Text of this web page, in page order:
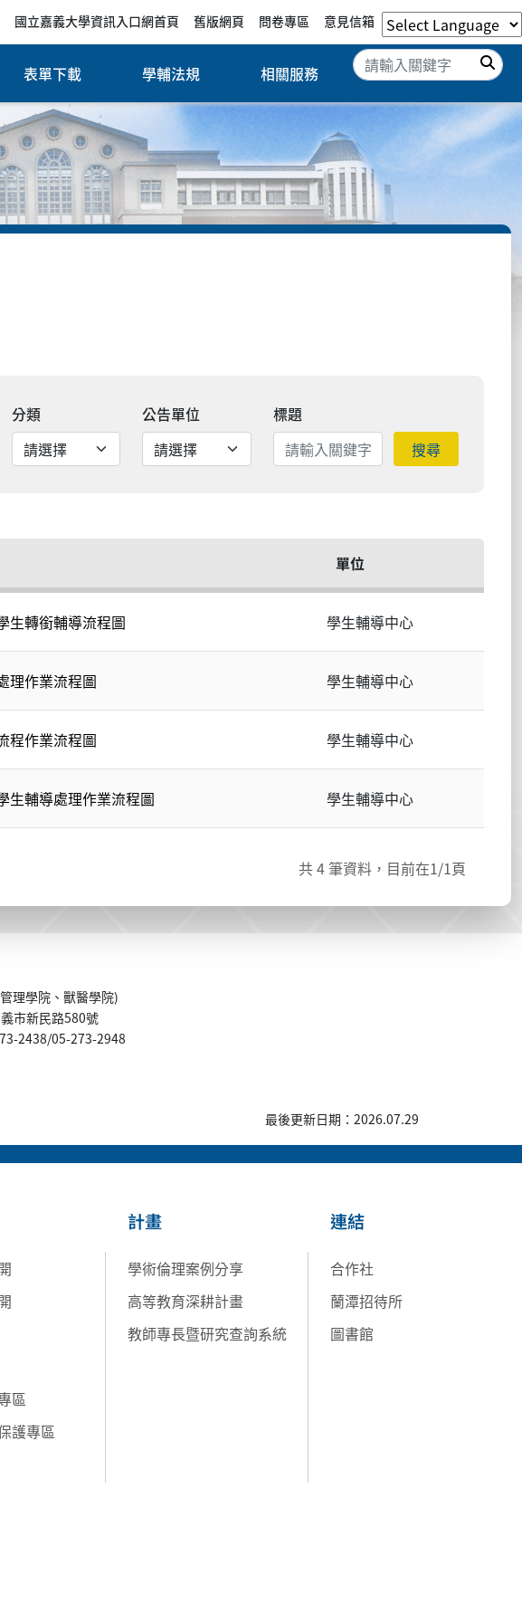
國立嘉義大學資訊入口網首頁 舊版網頁 問卷專區 意見信箱
表單下載 學輔法規 相關服務
搜
範圍結束
分類 公告單位
標題
搜尋
單位
生轉銜輔導流程圖 學生輔導中心
理作業流程圖 學生輔導中心
程作業流程圖 學生輔導中心
生輔導處理作業流程圖 學生輔導中心
共4 筆資料，目前在1/1頁
理學院、獸醫學院)
市新民路580號
2438/05-273-2948
最後更新日期：2026.07.29
區
護專區
計畫
學術倫理案例分享
高等教育深耕計畫
教師專長暨研究查詢系統
連結
合作社
蘭潭招待所
圖書館